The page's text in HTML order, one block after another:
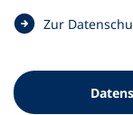
Zur
Du möchtest
Dann werde
unterstützt dich
Durchführung.
der vhs-